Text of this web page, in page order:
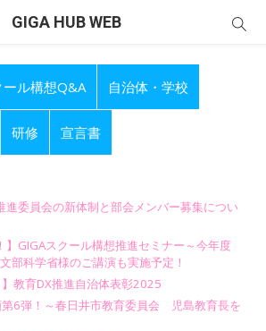
GIGA HUB WEB
ール構想Q&A 自治体・学校
研修 宣言書
進委員会の新体制と部会メンバー募集につい
】GIGAスクール構想推進セミナー～今年度
部科学省様のご講演も実施予定！
】教育DX推進自治体表彰2025
6弾！～春日井市教育委員会 児島教育長を